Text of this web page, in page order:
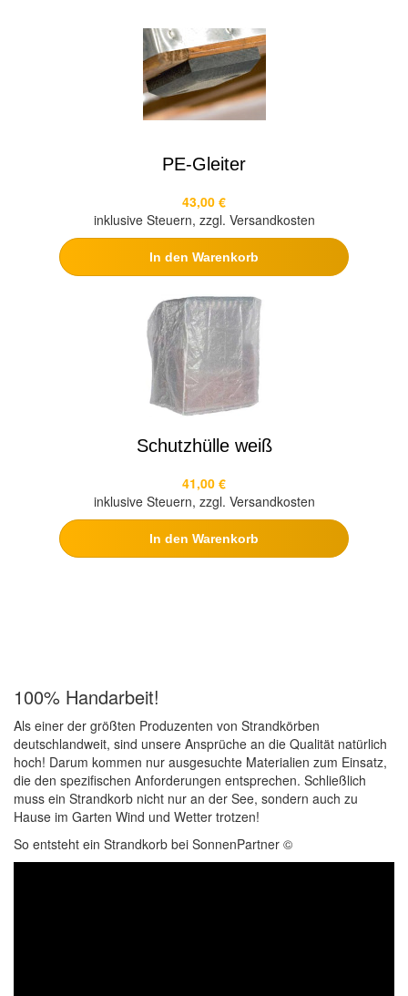
PE-Gleiter
43,00 €
inklusive Steuern, zzgl. Versandkosten
In den Warenkorb
Schutzhülle weiß
41,00 €
inklusive Steuern, zzgl. Versandkosten
In den Warenkorb
100% Handarbeit!
Als einer der größten Produzenten von Strandkörben
deutschlandweit, sind unsere Ansprüche an die Qualität natürlich
hoch! Darum kommen nur ausgesuchte Materialien zum Einsatz,
die den spezifischen Anforderungen entsprechen. Schließlich
muss ein Strandkorb nicht nur an der See, sondern auch zu
Hause im Garten Wind und Wetter trotzen!
So entsteht ein Strandkorb bei SonnenPartner ©